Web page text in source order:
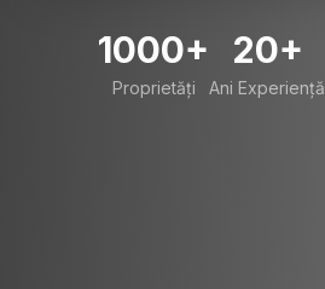
1000+
Proprietăți
20+
Ani Experiență